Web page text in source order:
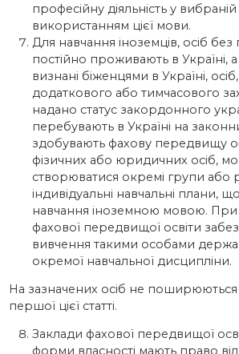
професійну діяльність у вибраній
використанням цієї мови.
Для навчання іноземців, осіб без
постійно проживають в Україні, а
визнані біженцями в Україні,
додаткового або тимчасового
надано статус закордонного
перебувають в Україні на
здобувають фахову передвищу
фізичних або юридичних осіб,
створюватися окремі групи або
індивідуальні навчальні плани,
навчання іноземною мовою. При
фахової передвищої освіти
вивчення такими особами
окремої навчальної дисципліни.
На зазначених осіб не
першої цієї статті.
Заклади фахової передвищої
форми власності мають право